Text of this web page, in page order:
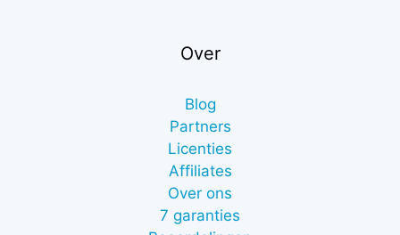
Over
Blog
Partners
Licenties
Affiliates
Over ons
7 garanties